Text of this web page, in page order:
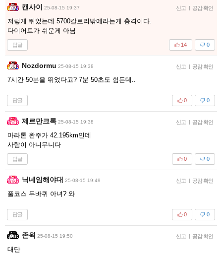
캔사이 25-08-15 19:37 신고 | 공감 확인
저렇게 뛰었는데 5700칼로리밖에라는게 충격이다.
다이어트가 쉬운게 아님
답글 0
14
Nozdormu 25-08-15 19:38 신고 | 공감 확인
7시간 50분을 뛰었다고? 7분 50초도 힘든데..
답글 0
0
제르만크록 25-08-15 19:38 신고 | 공감 확인
마라톤 완주가 42.195km인데
사람이 아니무니다
답글 0
0
닉네임해야대 25-08-15 19:49 신고 | 공감 확인
풀코스 두바퀴 아녀? 와
답글 0
0
존윅 25-08-15 19:50 신고 | 공감 확인
대단